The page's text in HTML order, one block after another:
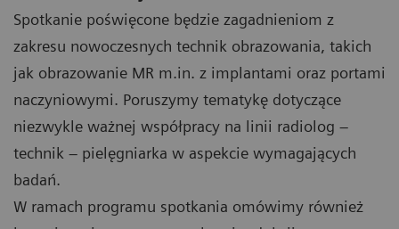
Spotkanie poświęcone będzie zagadnieniom z
zakresu nowoczesnych technik obrazowania, takich
jak obrazowanie MR m.in. z implantami oraz portami
naczyniowymi. Poruszymy tematykę dotyczące
niezwykle ważnej współpracy na linii radiolog –
technik – pielęgniarka w aspekcie wymagających
badań.
W ramach programu spotkania omówimy również